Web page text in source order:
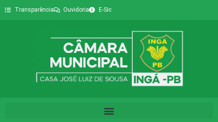
Transparência Ouvidoria E-Sic